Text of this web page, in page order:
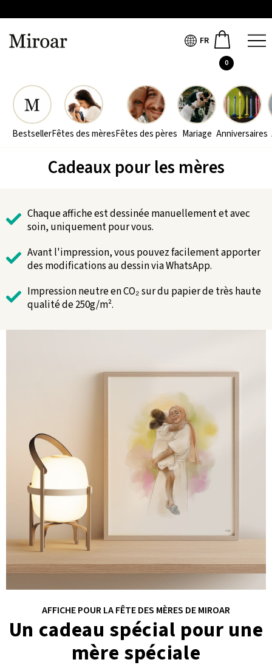
FR
0
BestsellerFêtes des mèresFêtes des pères Mariage Anniversaires
Cadeaux pour les mères
Chaque affiche est dessinée manuellement et avec
soin, uniquement pour vous.
Avant l'impression, vous pouvez facilement apporter
des modifications au dessin via WhatsApp.
Impression neutre en CO₂ sur du papier de très haute
qualité de 250g/m².
AFFICHE POUR LA FÊTE DES MÈRES DE MIROAR
Un cadeau spécial pour une
mère spéciale